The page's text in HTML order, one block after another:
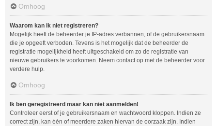
Omhoog
Waarom kan ik niet registreren?
Mogelijk heeft de beheerder je IP-adres verbannen, of de gebruikersnaam
die je opgeeft verboden. Tevens is het mogelijk dat de beheerder de
registratie mogelijkheid heeft uitgeschakeld om zo de registratie van
nieuwe gebruikers te voorkomen. Neem contact op met de beheerder voor
verdere hulp.
Omhoog
Ik ben geregistreerd maar kan niet aanmelden!
Controleer eerst of je gebruikersnaam en wachtwoord kloppen. Indien ze
correct zijn, kan één of meerdere zaken hiervan de oorzaak zijn. Indien